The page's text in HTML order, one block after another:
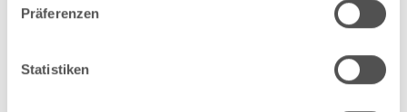
Präferenzen
Statistiken
Anfrageformular